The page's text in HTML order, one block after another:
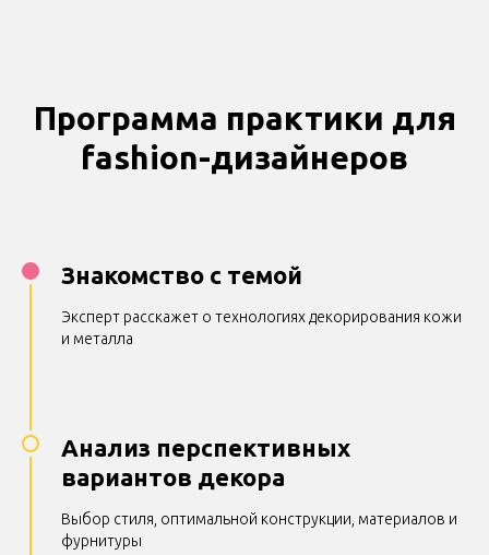
Программа практики для
fashion-дизайнеров
Знакомство с темой
Эксперт расскажет о технологиях декорирования кожи
и металла
Анализ перспективных
вариантов декора
Выбор стиля, оптимальной конструкции, материалов и
фурнитуры